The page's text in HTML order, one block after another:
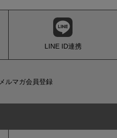
LINE ID連携
メルマガ会員登録